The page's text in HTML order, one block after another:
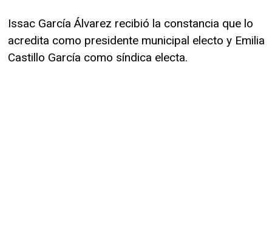
Issac García Álvarez recibió la constancia que lo
acredita como presidente municipal electo y Emilia
Castillo García como síndica electa.